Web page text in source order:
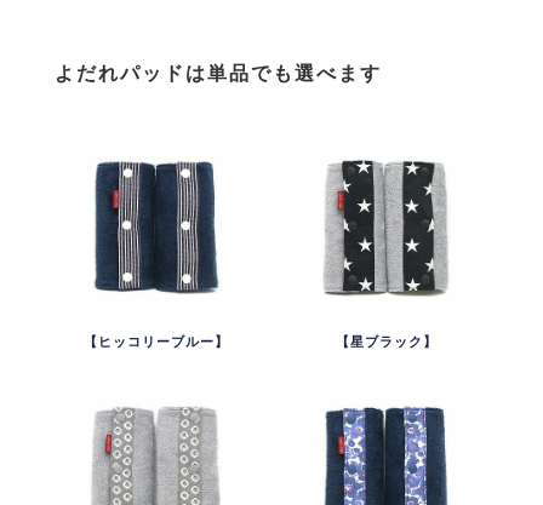
よだれパッドは単品でも選べます
【ヒッコリーブルー】 【星ブラック】